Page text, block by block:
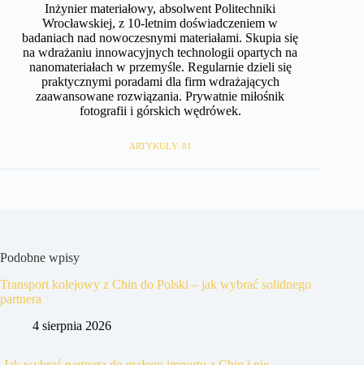
Inżynier materiałowy, absolwent Politechniki
Wrocławskiej, z 10-letnim doświadczeniem w
badaniach nad nowoczesnymi materiałami. Skupia się
na wdrażaniu innowacyjnych technologii opartych na
nanomateriałach w przemyśle. Regularnie dzieli się
praktycznymi poradami dla firm wdrażających
zaawansowane rozwiązania. Prywatnie miłośnik
fotografii i górskich wędrówek.
ARTYKUŁY: 81
Podobne wpisy
Transport kolejowy z Chin do Polski – jak wybrać solidnego
partnera
4 sierpnia 2026